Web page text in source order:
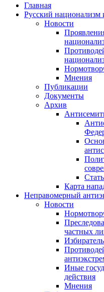
Главная
Русский национализм
Новости
Мнения
Публикации
Документы
Архив
Карта
Неправомерный
Новости
частных
Иные
действия
Мнения